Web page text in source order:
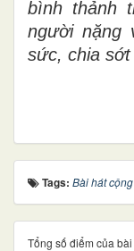
bình thảnh
người nặng
sức, chia sớt
Tags: Bài hát
Tổng số điểm của